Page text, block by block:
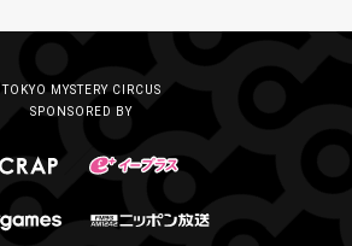
TOKYO MYSTERY CIRCUS
SPONSORED BY